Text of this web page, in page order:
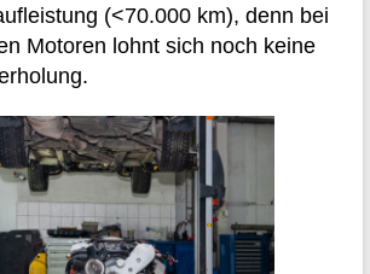
(<70.000 km), denn bei
Motoren lohnt sich noch keine